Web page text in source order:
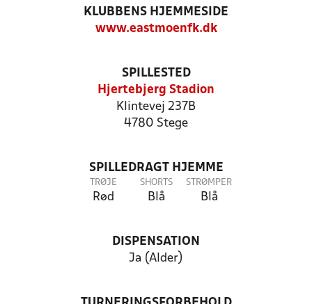
KLUBBENS HJEMMESIDE
www.eastmoenfk.dk
SPILLESTED
Hjertebjerg Stadion
Klintevej 237B
4780 Stege
SPILLEDRAGT HJEMME
TRØJE
Rød
SHORTS
Blå
STRØMPER
Blå
DISPENSATION
Ja (Alder)